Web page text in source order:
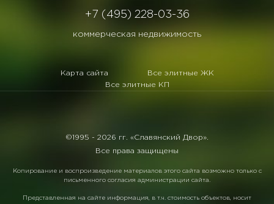
+7 (495) 228-03-36
коммерческая недвижимость
Карта сайта
Все элитные ЖК
Все элитные КП
©1995 - 2026 гг. «Славянский Двор».
Все права защищены
Копирование и воспроизведение материалов этого сайта возможно только с
письменного согласия администрации сайта.
Представленная на сайте информация, в т.ч. стоимость объектов, носит